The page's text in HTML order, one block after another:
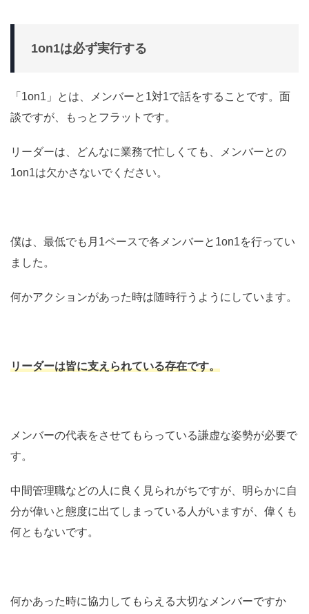
1on1は必ず実行する
「1on1」とは、メンバーと1対1で話をすることです。面
談ですが、もっとフラットです。
リーダーは、どんなに業務で忙しくても、メンバーとの
1on1は欠かさないでください。
僕は、最低でも月1ペースで各メンバーと1on1を行ってい
ました。
何かアクションがあった時は随時行うようにしています。
リーダーは皆に支えられている存在です。
メンバーの代表をさせてもらっている謙虚な姿勢が必要で
す。
中間管理職などの人に良く見られがちですが、明らかに自
分が偉いと態度に出てしまっている人がいますが、偉くも
何ともないです。
何かあった時に協力してもらえる大切なメンバーですか